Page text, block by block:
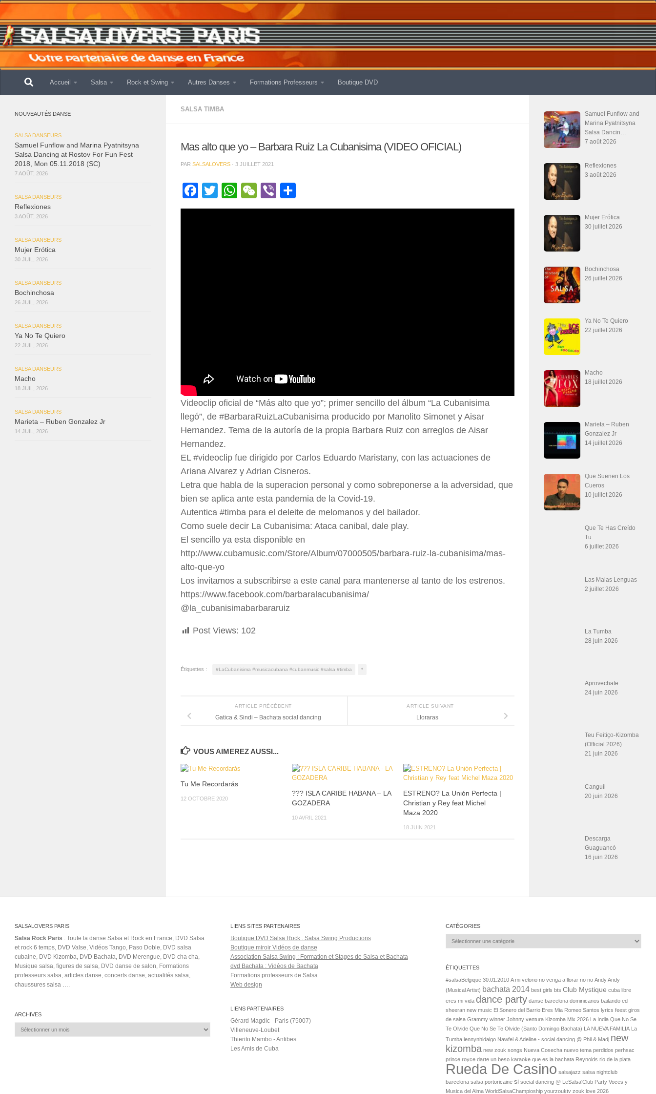
Accueil Salsa Rock et Swing Autres Danses Formations Professeurs Boutique DVD
SALSA TIMBA
Mas alto que yo – Barbara Ruiz La Cubanisima (VIDEO OFICIAL)
PAR SALSALOVERS · 3 JUILLET 2021
Facebook
Twitter
WhatsApp
WeChat
Viber
Videoclip oficial de “Más alto que yo”; primer sencillo del álbum “La Cubanisima
llegó”, de #BarbaraRuizLaCubanisima producido por Manolito Simonet y Aisar
Hernandez. Tema de la autoría de la propia Barbara Ruiz con arreglos de Aisar
Hernandez.
EL #videoclip fue dirigido por Carlos Eduardo Maristany, con las actuaciones de
Ariana Alvarez y Adrian Cisneros.
Letra que habla de la superacion personal y como sobreponerse a la adversidad, que
bien se aplica ante esta pandemia de la Covid-19.
Autentica #timba para el deleite de melomanos y del bailador.
Como suele decir La Cubanisima: Ataca canibal, dale play.
El sencillo ya esta disponible en
http://www.cubamusic.com/Store/Album/07000505/barbara-ruiz-la-cubanisima/mas-
alto-que-yo
Los invitamos a subscribirse a este canal para mantenerse al tanto de los estrenos.
https://www.facebook.com/barbaralacubanisima/
@la_cubanisimabarbararuiz
Post Views: 102
Étiquettes : #LaCubanisima #musicacubana #cubanmusic #salsa #timba *
ARTICLE SUIVANT
Lloraras
ARTICLE PRÉCÉDENT
Gatica & Sindi – Bachata social dancing
VOUS AIMEREZ AUSSI...
Tu Me Recordarás
12 OCTOBRE 2020
??? ISLA CARIBE HABANA – LA
GOZADERA
10 AVRIL 2021
ESTRENO? La Unión Perfecta |
Christian y Rey feat Michel
Maza 2020
18 JUIN 2021
NOUVEAUTÉS DANSE
SALSA DANSEURS
Samuel Funflow and Marina Pyatnitsyna
Salsa Dancing at Rostov For Fun Fest
2018, Mon 05.11.2018 (SC)
7 AOÛT, 2026
SALSA DANSEURS
Reflexiones
3 AOÛT, 2026
SALSA DANSEURS
Mujer Erótica
30 JUIL, 2026
SALSA DANSEURS
Bochinchosa
26 JUIL, 2026
SALSA DANSEURS
Ya No Te Quiero
22 JUIL, 2026
SALSA DANSEURS
Macho
18 JUIL, 2026
SALSA DANSEURS
Marieta – Ruben Gonzalez Jr
14 JUIL, 2026
Samuel Funflow and
Marina Pyatnitsyna
Salsa Dancin…
7 août 2026
Reflexiones
3 août 2026
Mujer Erótica
30 juillet 2026
Bochinchosa
26 juillet 2026
Ya No Te Quiero
22 juillet 2026
Macho
18 juillet 2026
Marieta – Ruben
Gonzalez Jr
14 juillet 2026
Que Suenen Los
Cueros
10 juillet 2026
Que Te Has Creído
Tu
6 juillet 2026
Las Malas Lenguas
2 juillet 2026
La Tumba
28 juin 2026
Aprovechate
24 juin 2026
Teu Feitiço-Kizomba
(Official 2026)
21 juin 2026
Canguil
20 juin 2026
Descarga
Guaguancó
16 juin 2026
SALSALOVERS PARIS
Salsa Rock Paris : Toute la danse Salsa et Rock en France, DVD Salsa
et rock 6 temps, DVD Valse, Vidéos Tango, Paso Doble, DVD salsa
cubaine, DVD Kizomba, DVD Bachata, DVD Merengue, DVD cha cha,
Musique salsa, figures de salsa, DVD danse de salon, Formations
professeurs salsa, articles danse, concerts danse, actualités salsa,
chaussures salsa ….
ARCHIVES
Archives
LIENS SITES PARTENAIRES
Boutique DVD Salsa Rock : Salsa Swing Productions
Boutique miroir Vidéos de danse
Association Salsa Swing : Formation et Stages de Salsa et Bachata
dvd Bachata : Vidéos de Bachata
Formations professeurs de Salsa
Web design
LIENS PARTENAIRES
Gérard Magdic - Paris (75007)
Villeneuve-Loubet
Thierito Mambo - Antibes
Les Amis de Cuba
CATÉGORIES
Catégories
ÉTIQUETTES
#salsaBelgique 30.01.2010 A mi velorio no venga a llorar no no Andy Andy
(Musical Artist) bachata 2014 best girls bts Club Mystique cuba libre
eres mi vida dance party danse barcelona dominicanos bailando ed
sheeran new music El Sonero del Barrio Eres Mia Romeo Santos lyrics feest giros
de salsa Grammy winner Johnny ventura Kizomba Mix 2026 La India Que No Se
Te Olvide Que No Se Te Olvide (Santo Domingo Bachata) LA NUEVA FAMILIA La
Tumba lennynhidalgo Nawfel & Adeline - social dancing @ Phil & Madj new
kizomba new zouk songs Nueva Cosecha nuevo tema perdidos perhsac
prince royce darte un beso karaoke que es la bachata Reynolds rio de la plata
Rueda De Casino salsajazz salsa nightclub
barcelona salsa portoricaine si social dancing @ LeSalsa'Club Party Voces y
Musica del Alma WorldSalsaChampioship yourzouktv zouk love 2026